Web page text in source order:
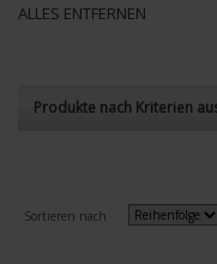
ALLES ENTFERNEN
Produkte nach Kriterien
Sortieren nach